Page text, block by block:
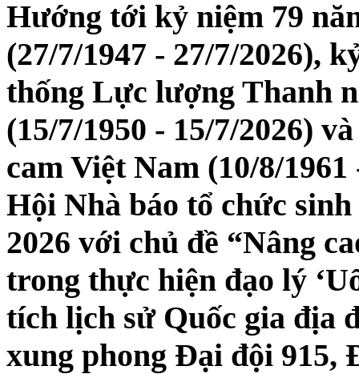
Hướng tới kỷ niệm 79
(27/7/1947 - 27/7/2026),
thống Lực lượng Thanh
(15/7/1950 - 15/7/2026)
cam Việt Nam (10/8/
Hội Nhà báo tổ chức
2026 với chủ đề “Nâng
trong thực hiện đạo lý
tích lịch sử Quốc gia địa
xung phong Đại đội 915,